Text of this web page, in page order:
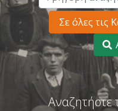
Αναζητήστε